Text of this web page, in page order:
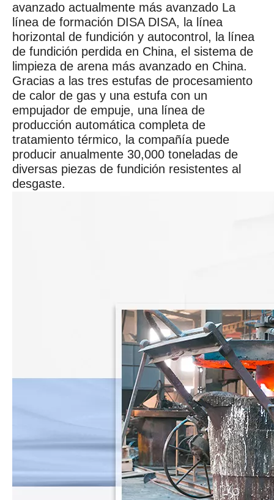
avanzado actualmente más avanzado La
línea de formación DISA DISA, la línea
horizontal de fundición y autocontrol, la línea
de fundición perdida en China, el sistema de
limpieza de arena más avanzado en China.
Gracias a las tres estufas de procesamiento
de calor de gas y una estufa con un
empujador de empuje, una línea de
producción automática completa de
tratamiento térmico, la compañía puede
producir anualmente 30,000 toneladas de
diversas piezas de fundición resistentes al
desgaste.